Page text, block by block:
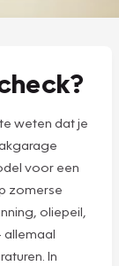
weten dat je
voor een
zomerse
oliepeil,
allemaal
In